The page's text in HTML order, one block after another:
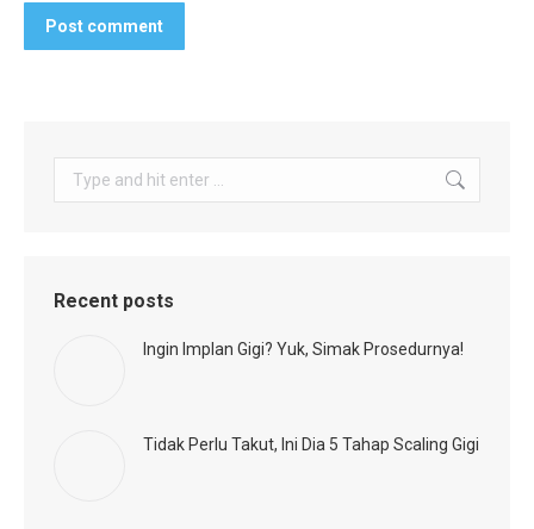
Post comment
Search:
Recent posts
Ingin Implan Gigi? Yuk, Simak Prosedurnya!
Tidak Perlu Takut, Ini Dia 5 Tahap Scaling Gigi